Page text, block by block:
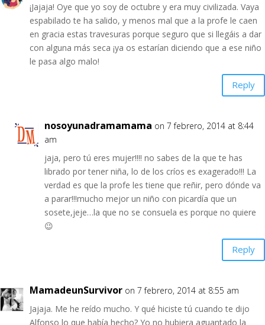
¡Jajaja! Oye que yo soy de octubre y era muy civilizada. Vaya
espabilado te ha salido, y menos mal que a la profe le caen
en gracia estas travesuras porque seguro que si llegáis a dar
con alguna más seca ¡ya os estarían diciendo que a ese niño
le pasa algo malo!
Reply
nosoyunadramamama on 7 febrero, 2014 at 8:44
am
jaja, pero tú eres mujer!!!! no sabes de la que te has
librado por tener niña, lo de los críos es exagerado!!! La
verdad es que la profe les tiene que reñir, pero dónde va
a parar!!!mucho mejor un niño con picardía que un
sosete,jeje…la que no se consuela es porque no quiere
😉
Reply
MamadeunSurvivor on 7 febrero, 2014 at 8:55 am
Jajaja. Me he reído mucho. Y qué hiciste tú cuando te dijo
Alfonso lo que había hecho? Yo no hubiera aguantado la